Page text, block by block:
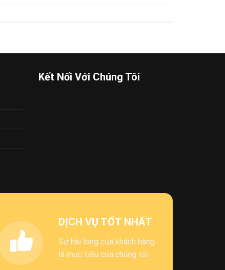
Kết Nối Với Chúng Tôi
DỊCH VỤ TỐT NHẤT
Sự hài lòng của khách hàng
là mục tiêu của chúng tôi